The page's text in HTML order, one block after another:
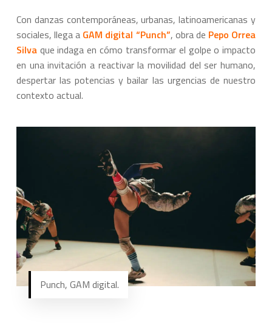
Con danzas contemporáneas, urbanas, latinoamericanas y
sociales, llega a GAM digital “Punch”, obra de Pepo Orrea
Silvaque indaga en cómo transformar el golpe o impacto
en una invitación a reactivar la movilidad del ser humano,
despertar las potencias y bailar las urgencias de nuestro
contexto actual.
Punch, GAM digital.